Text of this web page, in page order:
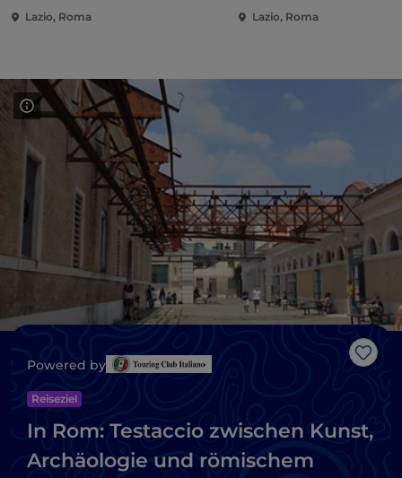
Lazio, Roma Lazio, Roma
Like
Powered by
Reiseziel
In Rom: Testaccio zwischen Kunst,
Archäologie und römischem